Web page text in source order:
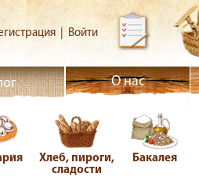
Войти
О нас
Хлеб, пироги,
сладости
Бакалея